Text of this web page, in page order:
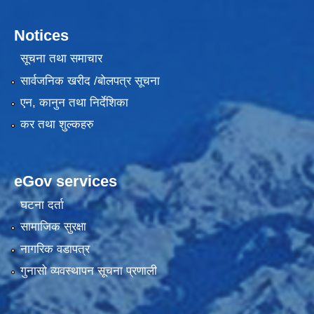
Notices
सूचना तथा समाचार
सार्वजनिक खरीद /बोलपत्र सूचना
एन, कानुन तथा निर्देशिका
कर तथा शुल्कहरु
eGov services
घटना दर्ता
सामाजिक सुरक्षा
नागरिक वडापत्र
गुनासो व्यवस्थापन सूचना प्रणाली